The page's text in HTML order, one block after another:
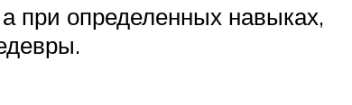
при определенных навыках,